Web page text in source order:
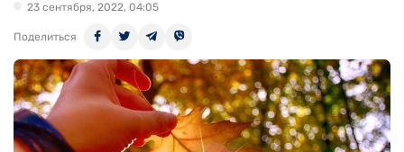
23 сентября, 2022, 04:05
Поделиться